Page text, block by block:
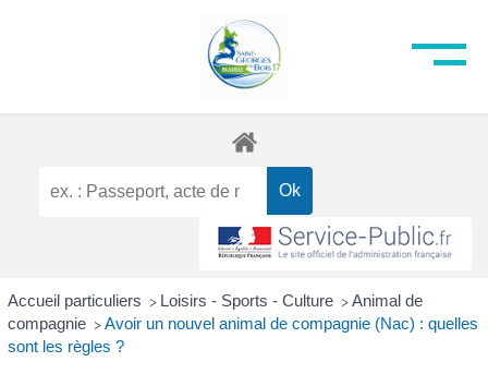
Accueil particuliers > Loisirs - Sports - Culture > Animal de
compagnie > Avoir un nouvel animal de compagnie (Nac) : quelles
sont les règles ?